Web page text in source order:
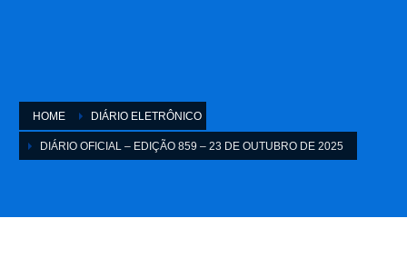
HOME DIÁRIO ELETRÔNICO
DIÁRIO OFICIAL – EDIÇÃO 859 – 23 DE OUTUBRO DE 2025